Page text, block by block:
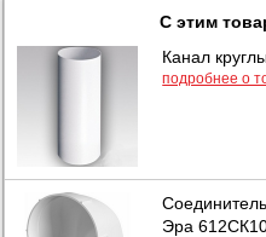
С этим
Канал
подробнее о
Эра